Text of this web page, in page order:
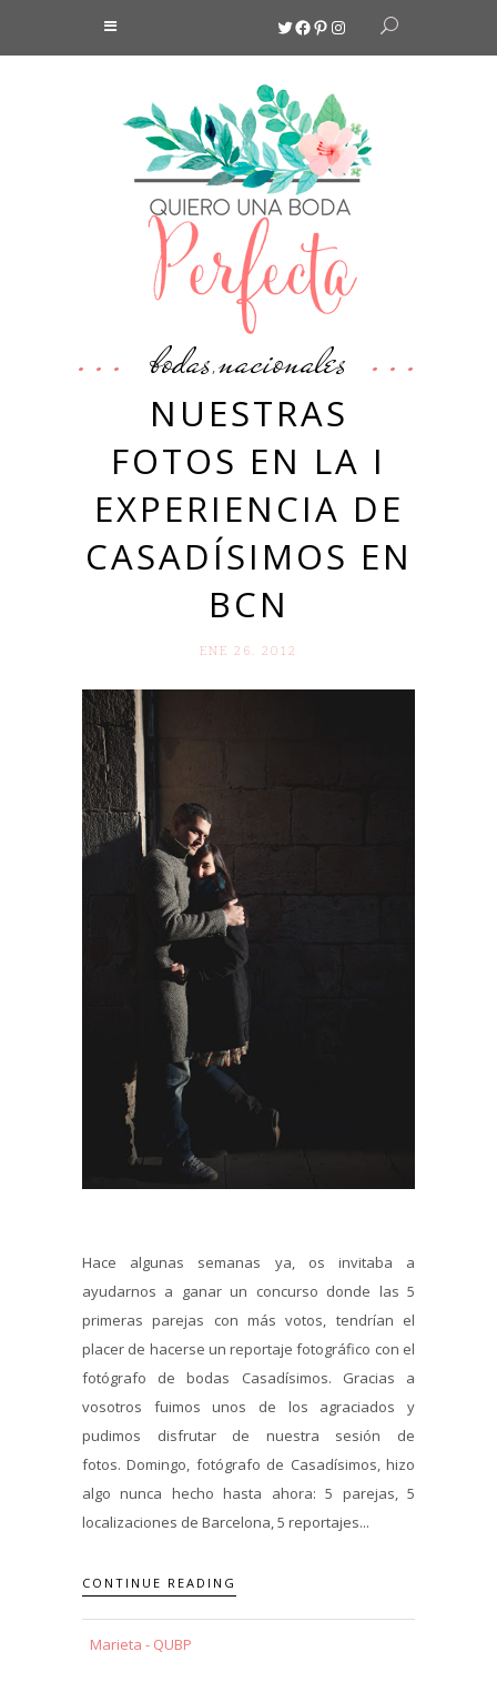
Twitter
Facebook
Pinterest
Instagram
bodas,nacionales
NUESTRAS
FOTOS EN LA I
EXPERIENCIA DE
CASADÍSIMOS EN
BCN
ENE 26. 2012
Hace algunas semanas ya, os invitaba a
ayudarnos a ganar un concurso donde las 5
primeras parejas con más votos, tendrían el
placer de hacerse un reportaje fotográfico con el
fotógrafo de bodas Casadísimos. Gracias a
vosotros fuimos unos de los agraciados y
pudimos disfrutar de nuestra sesión de
fotos. Domingo, fotógrafo de Casadísimos, hizo
algo nunca hecho hasta ahora: 5 parejas, 5
localizaciones de Barcelona, 5 reportajes...
CONTINUE READING
Marieta - QUBP